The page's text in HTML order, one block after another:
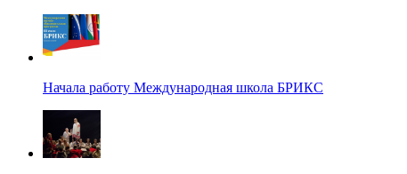
Начала работу Международная школа БРИКС